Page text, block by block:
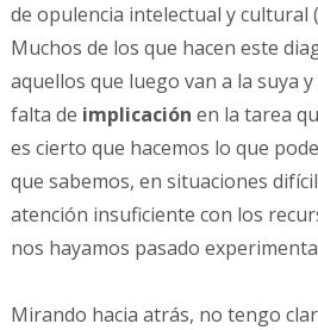
de opulencia intelectual y cultural
Muchos de los que hacen este
aquellos que luego van a la suya
falta de implicación en la tarea
es cierto que hacemos lo que
que sabemos, en situaciones
atención insuficiente con los
nos hayamos pasado
Mirando hacia atrás, no tengo